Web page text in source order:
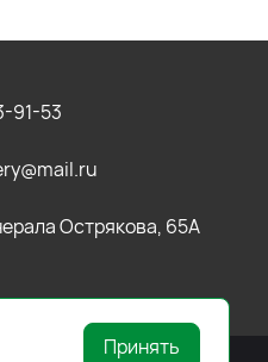
91-53
Острякова, 65А
Принять